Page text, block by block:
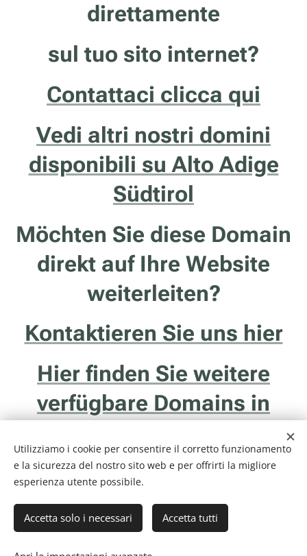
direttamente
sul tuo sito internet?
Contattaci clicca qui
Vedi altri nostri domini
disponibili su Alto Adige
Südtirol
Möchten Sie diese Domain
direkt auf Ihre Website
weiterleiten?
Kontaktieren Sie uns hier
Hier finden Sie weitere
verfügbare Domains in
Internethotel.it è un servizio della ditta Francesco Solidoro - Via delle
Ghiaie, 20/1 - 38122 - Trento (TN) - P.I. 01043510229
Utilizziamo i cookie per consentire il corretto funzionamento
e la sicurezza del nostro sito web e per offrirti la migliore
esperienza utente possibile.
Accetta solo i necessari Accetta tutti